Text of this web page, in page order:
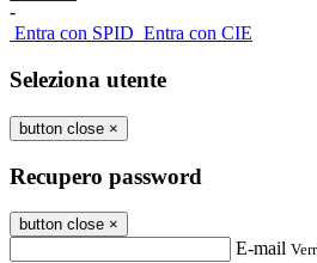
-
Entra con SPID Entra con CIE
Seleziona utente
button close ×
Recupero password
button close ×
E-mail